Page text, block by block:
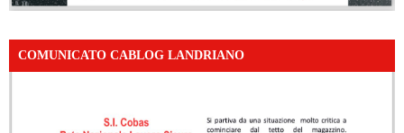
COMUNICATO CABLOG LANDRIANO